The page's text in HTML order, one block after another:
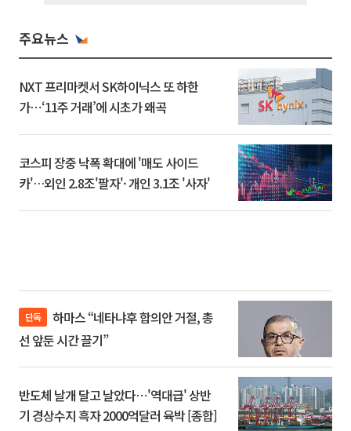
주요뉴스
NXT 프리마켓서 SK하이닉스 또 하한
가⋯‘11주 거래’에 시초가 왜곡
코스피 장중 낙폭 확대에 '매도 사이드
카'…외인 2.8조'팔자'· 개인 3.1조 '사자'
단독
선 앞둔 시간 끌기”
반도체 날개 달고 날았다⋯'역대급' 상반
기 경상수지 흑자 2000억달러 육박 [종합]